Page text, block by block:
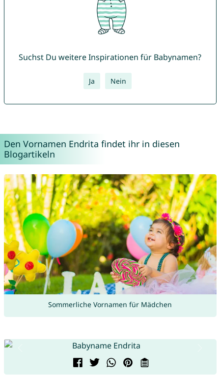
Suchst Du weitere Inspirationen für Babynamen?
Ja Nein
Den Vornamen Endrita findet ihr in diesen
Blogartikeln
Sommerliche Vornamen für Mädchen